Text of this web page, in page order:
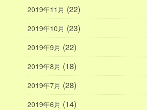
2019年11月 (22)
2019年10月 (23)
2019年9月 (22)
2019年8月 (18)
2019年7月 (28)
2019年6月 (14)